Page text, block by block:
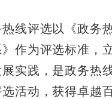
评选以《政务
作为评选标准，
实践，是政务热
活动，获得卓越